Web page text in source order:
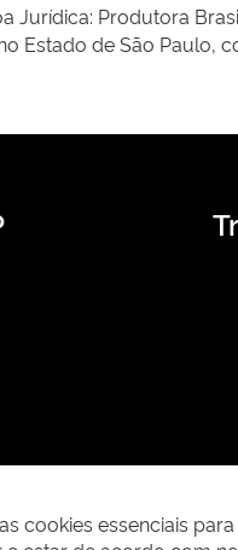
Jurídica: Produtora
Estado de São Paulo,
cookies essenciais